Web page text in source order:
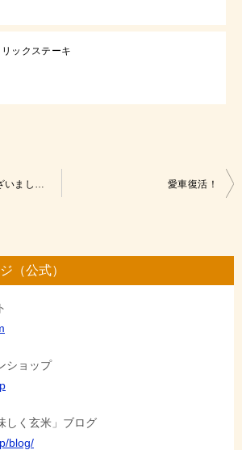
ックステーキ
今年もありがとうございましたか？ 愛車復活！
（公式）
ショップ
しく玄米」ブログ
blog/